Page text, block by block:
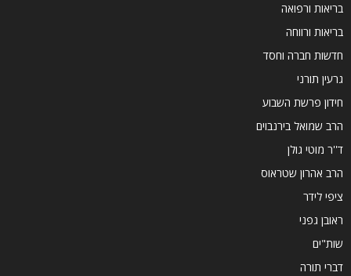
בריאות ורפואה
בריאות ורווחה
חדשות חברה וחסד
גרעין תורני
חידון פרשת השבוע
הרב שמואל בירנבוים
ד''ר מוטי גולן
הרב אהרון שטראוס
ציפי לידר
ראובן גפני
שות"ים
דברי תורה